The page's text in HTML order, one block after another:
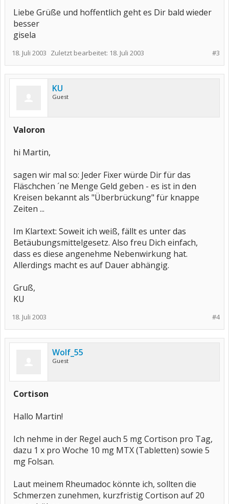
Liebe Grüße und hoffentlich geht es Dir bald wieder
besser
gisela
#3
18. Juli 2003 Zuletzt bearbeitet: 18. Juli 2003
KU
Guest
Valoron
hi Martin,
sagen wir mal so: Jeder Fixer würde Dir für das
Fläschchen ´ne Menge Geld geben - es ist in den
Kreisen bekannt als "Überbrückung" für knappe
Zeiten ...
Im Klartext: Soweit ich weiß, fällt es unter das
Betäubungsmittelgesetz. Also freu Dich einfach,
dass es diese angenehme Nebenwirkung hat.
Allerdings macht es auf Dauer abhängig.
Gruß,
KU
#4
18. Juli 2003
Wolf_55
Guest
Cortison
Hallo Martin!
Ich nehme in der Regel auch 5 mg Cortison pro Tag,
dazu 1 x pro Woche 10 mg MTX (Tabletten) sowie 5
mg Folsan.
Laut meinem Rheumadoc könnte ich, sollten die
Schmerzen zunehmen, kurzfristig Cortison auf 20